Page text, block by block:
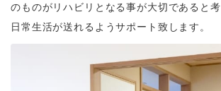
のものがリハビリとなる事が大切であると
日常生活が送れるようサポート致します。